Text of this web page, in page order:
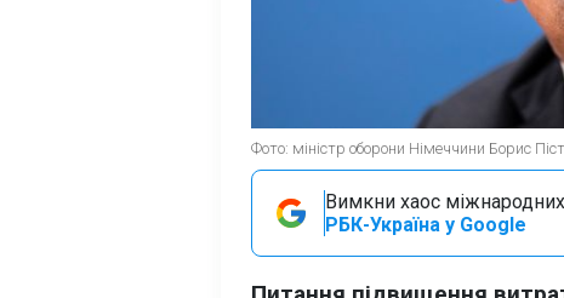
Фото: міністр оборони Німеччини Борис
Вимкни хаос
РБК-Україна у Google